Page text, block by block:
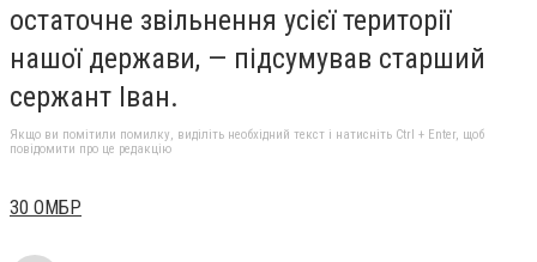
остаточне звільнення усієї території
нашої держави, — підсумував старший
сержант Іван.
Якщо ви помітили помилку, виділіть необхідний текст і натисніть Ctrl + Enter, щоб
повідомити про це редакцію
30 ОМБР